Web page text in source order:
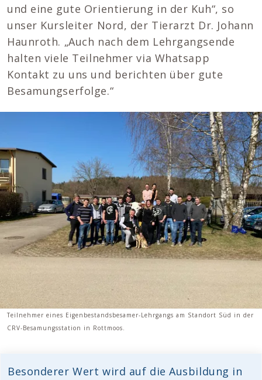
und eine gute Orientierung in der Kuh“, so
unser Kursleiter Nord, der Tierarzt Dr. Johann
Haunroth. „Auch nach dem Lehrgangsende
halten viele Teilnehmer via Whatsapp
Kontakt zu uns und berichten über gute
Besamungserfolge.“
Teilnehmer eines Eigenbestandsbesamer-Lehrgangs am Standort Süd in der
CRV-Besamungsstation in Rottmoos.
Besonderer Wert wird auf die Ausbildung in